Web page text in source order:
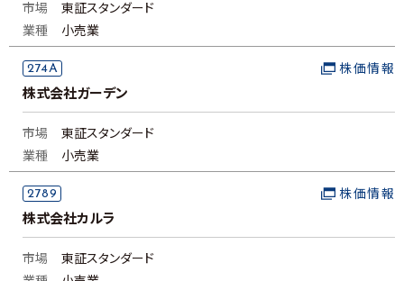
市場
東証スタンダード
業種
小売業
274A
株式会社ガーデン
株価情報
市場
東証スタンダード
業種
小売業
2789
株式会社カルラ
株価情報
市場
東証スタンダード